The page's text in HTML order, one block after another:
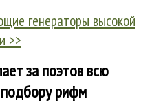
генераторы высокой
>>
за поэтов всю
рифм